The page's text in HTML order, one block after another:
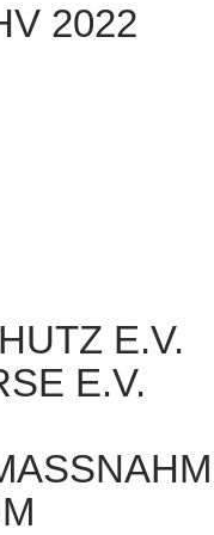
2022
E.V.
E.V.